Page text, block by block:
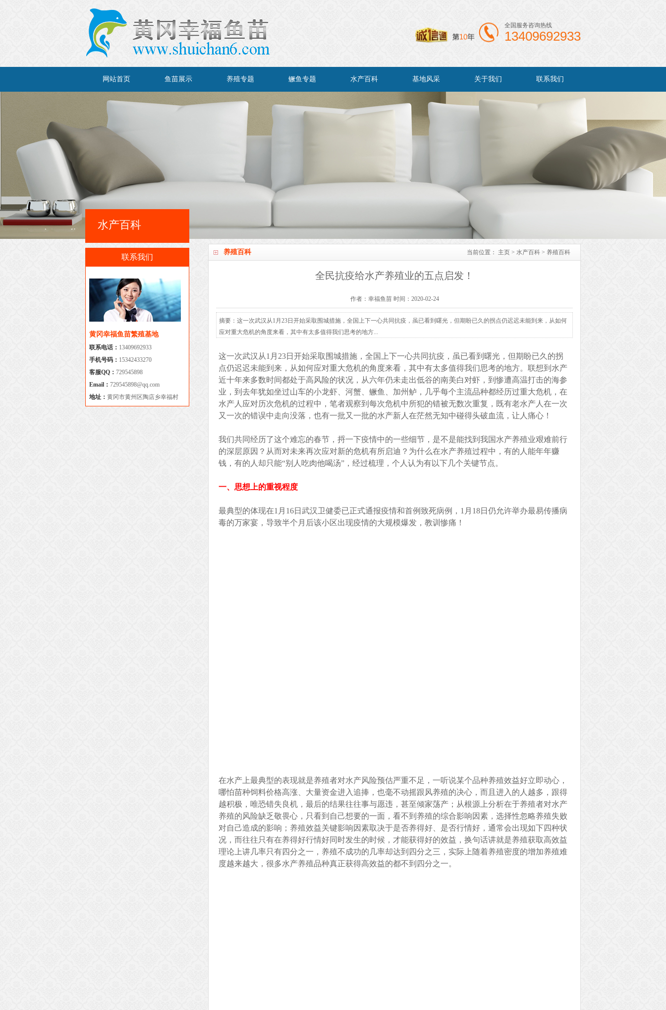
全国服务咨询热线
13409692933
网站首页 鱼苗展示 养殖专题 鳜鱼专题 水产百科 基地风采 关于我们 联系我们
养殖百科 当前位置： 主页 > 水产百科 > 养殖百科
全民抗疫给水产养殖业的五点启发！
作者：幸福鱼苗 时间：2020-02-24
摘要：这一次武汉从1月23日开始采取围城措施，全国上下一心共同抗疫，虽已看到曙光，但期盼已久的拐点仍迟迟未能到来，从如何
应对重大危机的角度来看，其中有太多值得我们思考的地方...
这一次武汉从1月23日开始采取围城措施，全国上下一心共同抗疫，虽已看到曙光，但期盼已久的拐
点仍迟迟未能到来，从如何应对重大危机的角度来看，其中有太多值得我们思考的地方。联想到水产
近十年来多数时间都处于高风险的状况，从六年仍未走出低谷的南美白对虾，到惨遭高温打击的海参
业，到去年犹如坐过山车的小龙虾、河蟹、鳜鱼、加州鲈，几乎每个主流品种都经历过重大危机，在
水产人应对历次危机的过程中，笔者观察到每次危机中所犯的错被无数次重复，既有老水产人在一次
又一次的错误中走向没落，也有一批又一批的水产新人在茫然无知中碰得头破血流，让人痛心！
我们共同经历了这个难忘的春节，捋一下疫情中的一些细节，是不是能找到我国水产养殖业艰难前行
的深层原因？从而对未来再次应对新的危机有所启迪？为什么在水产养殖过程中，有的人能年年赚
钱，有的人却只能“别人吃肉他喝汤”，经过梳理，个人认为有以下几个关键节点。
一、思想上的重视程度
最典型的体现在1月16日武汉卫健委已正式通报疫情和首例致死病例，1月18日仍允许举办最易传播病
毒的万家宴，导致半个月后该小区出现疫情的大规模爆发，教训惨痛！
在水产上最典型的表现就是养殖者对水产风险预估严重不足，一听说某个品种养殖效益好立即动心，
哪怕苗种饲料价格高涨、大量资金进入追捧，也毫不动摇跟风养殖的决心，而且进入的人越多，跟得
越积极，唯恐错失良机，最后的结果往往事与愿违，甚至倾家荡产；从根源上分析在于养殖者对水产
养殖的风险缺乏敬畏心，只看到自己想要的一面，看不到养殖的综合影响因素，选择性忽略养殖失败
对自己造成的影响；养殖效益关键影响因素取决于是否养得好、是否行情好，通常会出现如下四种状
况，而往往只有在养得好行情好同时发生的时候，才能获得好的效益，换句话讲就是养殖获取高效益
理论上讲几率只有四分之一，养殖不成功的几率却达到四分之三，实际上随着养殖密度的增加养殖难
度越来越大，很多水产养殖品种真正获得高效益的都不到四分之一。
水产百科
联系我们
黄冈幸福鱼苗繁殖基地
联系电话： 13409692933
手机号码： 15342433270
客服QQ： 729545898
Email： 729545898@qq.com
地址： 黄冈市黄州区陶店乡幸福村